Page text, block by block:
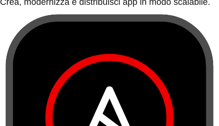
Crea, modernizza e distribuisci app in modo scalabile.